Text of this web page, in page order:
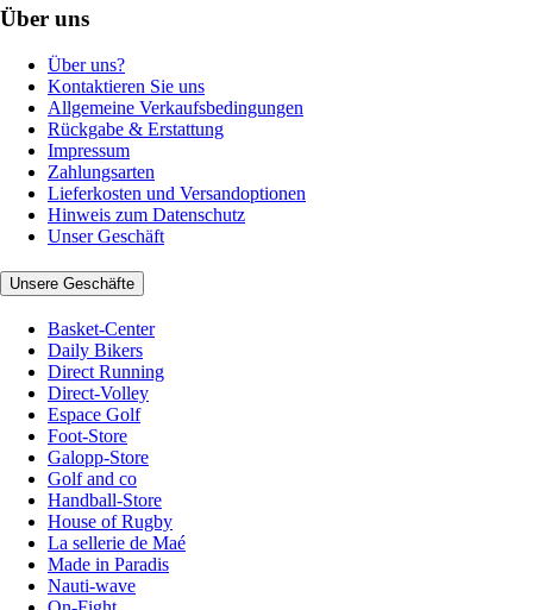
Über uns
Über uns?
Kontaktieren Sie uns
Allgemeine Verkaufsbedingungen
Rückgabe & Erstattung
Impressum
Zahlungsarten
Lieferkosten und Versandoptionen
Hinweis zum Datenschutz
Unser Geschäft
Unsere Geschäfte
Basket-Center
Daily Bikers
Direct Running
Direct-Volley
Espace Golf
Foot-Store
Galopp-Store
Golf and co
Handball-Store
House of Rugby
La sellerie de Maé
Made in Paradis
Nauti-wave